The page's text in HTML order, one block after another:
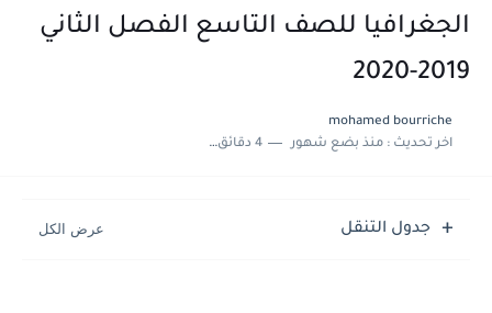
حل أسئلة الكيمياء بكالوريا علمي دورة 2026
الجغرافيا للصف التاسع الفصل الثاني
2019-2020
mohamed bourriche
اخر تحديث :منذ بضع شهور 4 دقائق للقراءة
جدول التنقل